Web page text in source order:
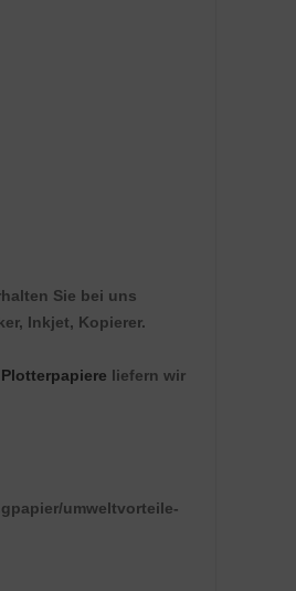
Sie bei uns
Inkjet, Kopierer.
liefern wir
umweltvorteile-